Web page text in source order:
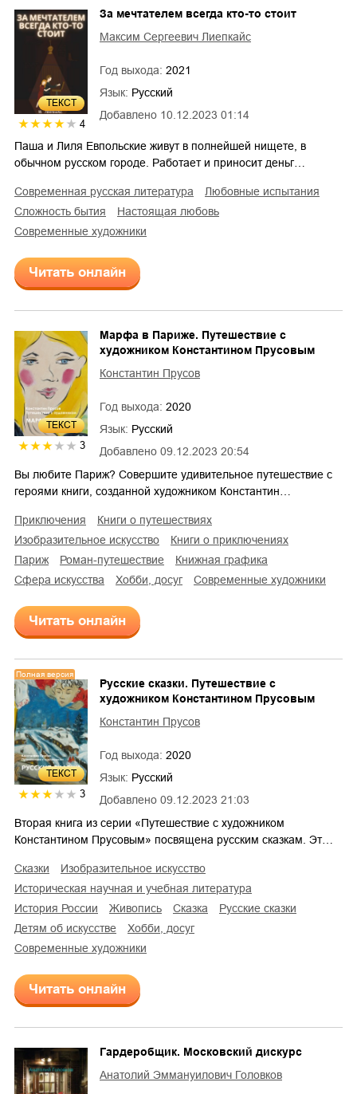
ТЕКСТ
4
Добавлено 10.12.2023 01:14
За мечтателем всегда кто-то стоит
Максим Сергеевич Лиепкайс
Год выхода: 2021
Язык: Русский
Паша и Лиля Евпольские живут в полнейшей нищете, в
обычном русском городе. Работает и приносит деньг…
современная русская литература
любовные испытания
сложность бытия
настоящая любовь
современные художники
Читать онлайн
ТЕКСТ
3 Добавлено 09.12.2023 20:54
Марфа в Париже. Путешествие с
художником Константином Прусовым
Константин Прусов
Год выхода: 2020
Язык: Русский
Вы любите Париж? Совершите удивительное путешествие с
героями книги, созданной художником Константин…
приключения
книги о путешествиях
изобразительное искусство
книги о приключениях
Париж
роман-путешествие
книжная графика
сфера искусства
хобби, досуг современные художники
Читать онлайн
ТЕКСТ
Полная версия
3 Добавлено 09.12.2023 21:03
Русские сказки. Путешествие с
художником Константином Прусовым
Константин Прусов
Год выхода: 2020
Язык: Русский
Вторая книга из серии «Путешествие с художником
Константином Прусовым» посвящена русским сказкам. Эт…
сказки
изобразительное искусство
историческая научная и учебная литература
история России
живопись сказка
русские сказки
детям об искусстве
хобби, досуг
современные художники
Читать онлайн
Гардеробщик. Московский дискурс
Анатолий Эммануилович Головков